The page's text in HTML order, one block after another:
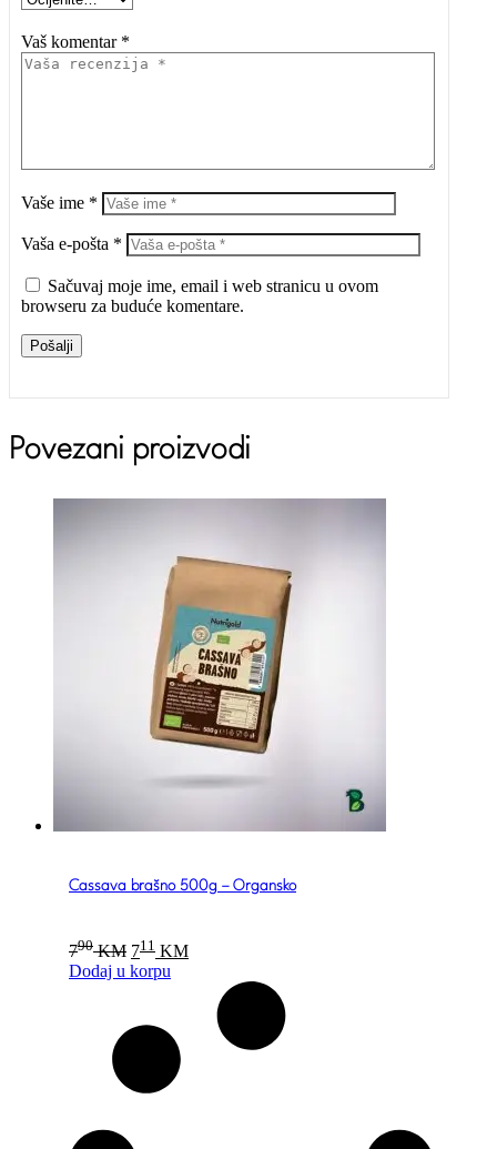
Vaš komentar *
Vaše ime *
Vaša e-pošta *
Sačuvaj moje ime, email i web stranicu u ovom
browseru za buduće komentare.
Pošalji
Povezani proizvodi
Cassava brašno 500g – Organsko
790 KM Original
price
was:
711 KMCurrent
price
711 KM.
Dodaj u korpu